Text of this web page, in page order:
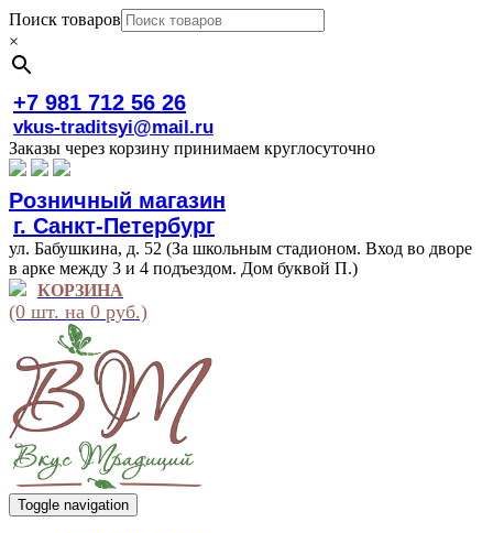
Поиск товаров
×
+7 981 712 56 26
vkus-traditsyi@mail.ru
Заказы через корзину принимаем круглосуточно
Розничный магазин
г. Санкт-Петербург
ул. Бабушкина, д. 52 (За школьным стадионом. Вход во дворе
в арке между 3 и 4 подъездом. Дом буквой П.)
КОРЗИНА
(0 шт. на 0 руб.)
Toggle navigation